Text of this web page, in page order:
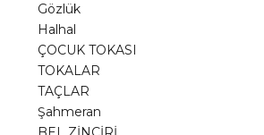
Gözlük
Halhal
ÇOCUK TOKASI
TOKALAR
TAÇLAR
Şahmeran